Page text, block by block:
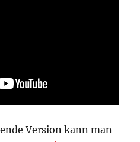
Version kann man